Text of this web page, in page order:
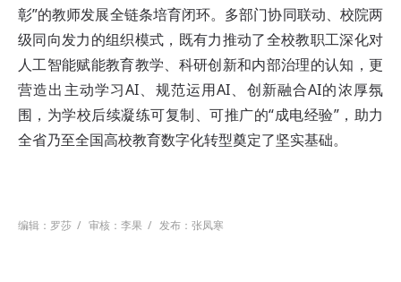
彰”的教师发展全链条培育闭环。多部门协同联动、校院两
级同向发力的组织模式，既有力推动了全校教职工深化对
人工智能赋能教育教学、科研创新和内部治理的认知，更
营造出主动学习AI、规范运用AI、创新融合AI的浓厚氛
围，为学校后续凝练可复制、可推广的“成电经验”，助力
全省乃至全国高校教育数字化转型奠定了坚实基础。
编辑：罗莎 / 审核：李果 / 发布：张凤寒